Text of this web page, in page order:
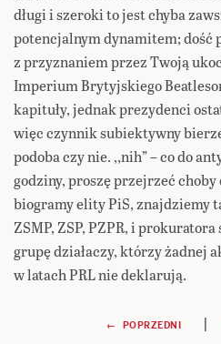
długi i szeroki to jest chyba
potencjalnym dynamitem; dość
z przyznaniem przez Twoją
Imperium Brytyjskiego
kapituły, jednak prezydenci
więc czynnik subiektywny
podoba czy nie. ,,nih” – co do
godziny, proszę przejrzeć
biogramy elity PiS, znajdziemy
ZSMP, ZSP, PZPR, i
grupę działaczy, którzy żadnej
w latach PRL nie deklarują.
Nawigacja← POPRZEDNI |